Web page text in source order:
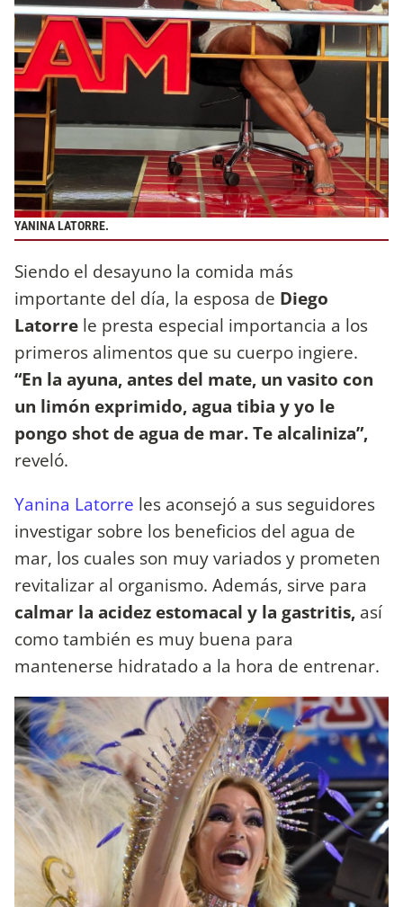
YANINA LATORRE.
Siendo el desayuno la comida más
importante del día, la esposa de Diego
Latorre le presta especial importancia a los
primeros alimentos que su cuerpo ingiere.
“En la ayuna, antes del mate, un vasito con
un limón exprimido, agua tibia y yo le
pongo shot de agua de mar. Te alcaliniza”,
reveló.
Yanina Latorre les aconsejó a sus seguidores
investigar sobre los beneficios del agua de
mar, los cuales son muy variados y prometen
revitalizar al organismo. Además, sirve para
calmar la acidez estomacal y la gastritis, así
como también es muy buena para
mantenerse hidratado a la hora de entrenar.